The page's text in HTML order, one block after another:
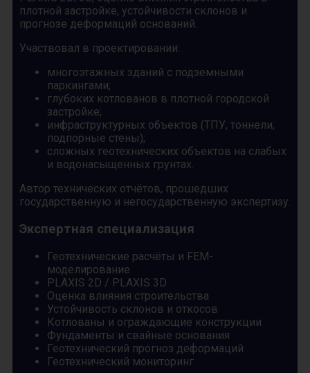
плотной застройке, устойчивости склонов и
прогнозе деформаций оснований.
Участвовал в проектировании:
многоэтажных зданий с подземными
паркингами;
глубоких котлованов в плотной городской
застройке;
инфраструктурных объектов (ТПУ, тоннели,
подпорные стены);
сложных геотехнических объектов на слабых
и водонасыщенных грунтах.
Автор технических отчётов, прошедших
государственную и негосударственную экспертизу.
Экспертная специализация
Геотехнические расчёты и FEM-
моделирование
PLAXIS 2D / PLAXIS 3D
Оценка влияния строительства
Устойчивость склонов и откосов
Котлованы и ограждающие конструкции
Фундаменты и свайные основания
Геотехнический прогноз деформаций
Геотехнический мониторинг